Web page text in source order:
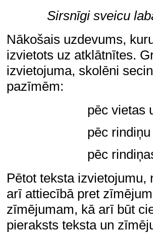
Sirsnīgi sveicu
Nākošais uzdevums,
izvietots uz atklātnītes.
izvietojuma, skolēni
pazīmēm:
pēc vietas
pēc
pēc
Pētot teksta
arī attiecībā pret
zīmējumam, kā arī būt
pieraksts teksta un